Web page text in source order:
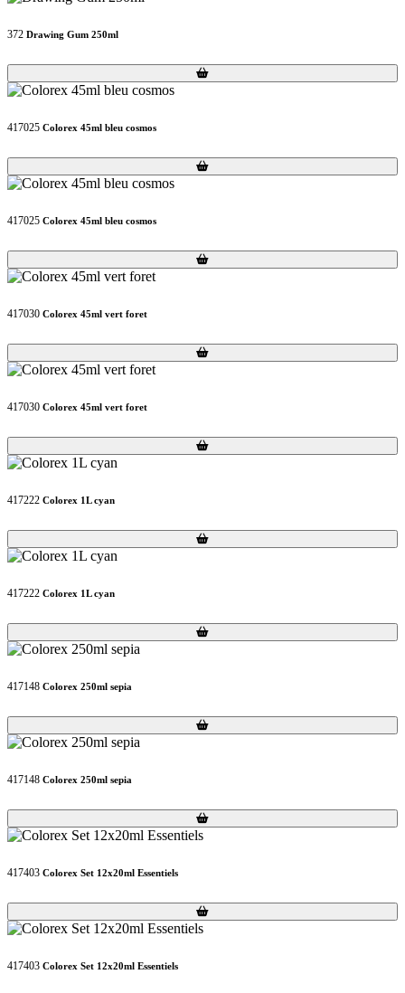
372 Drawing Gum 250ml
Loading...
Loading...
417025 Colorex 45ml bleu cosmos
Loading...
Loading...
417025 Colorex 45ml bleu cosmos
Loading...
Loading...
417030 Colorex 45ml vert foret
Loading...
Loading...
417030 Colorex 45ml vert foret
Loading...
Loading...
417222 Colorex 1L cyan
Loading...
Loading...
417222 Colorex 1L cyan
Loading...
Loading...
417148 Colorex 250ml sepia
Loading...
Loading...
417148 Colorex 250ml sepia
Loading...
Loading...
417403 Colorex Set 12x20ml Essentiels
Loading...
Loading...
417403 Colorex Set 12x20ml Essentiels